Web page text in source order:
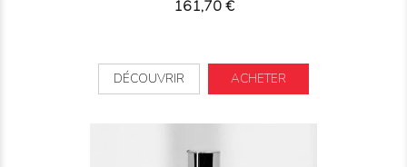
Prix
161,70 €
DÉCOUVRIR ACHETER